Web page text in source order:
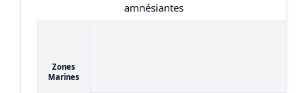
amnésiantes
Zones
Marines